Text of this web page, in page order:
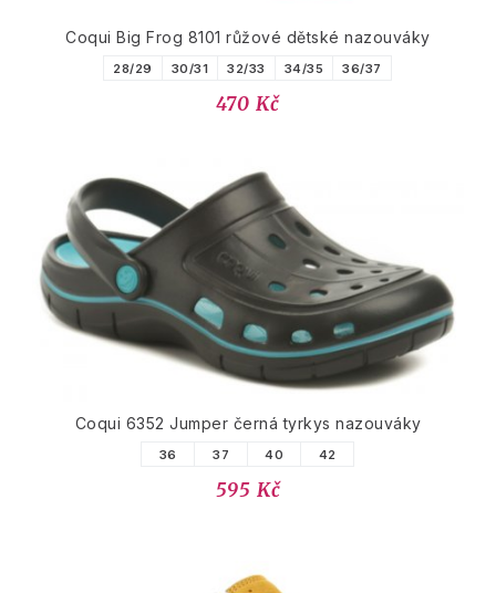
Coqui Big Frog 8101 růžové dětské nazouváky
28/29 30/31 32/33 34/35 36/37
470 Kč
Coqui 6352 Jumper černá tyrkys nazouváky
36 37 40 42
595 Kč